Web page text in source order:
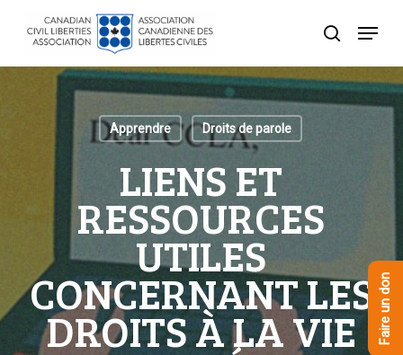
recherche
Menu
Apprendre Droits de parole
LIENS ET
RESSOURCES
UTILES
CONCERNANT LES
DROITS À LA VIE
Menu
Faire un don